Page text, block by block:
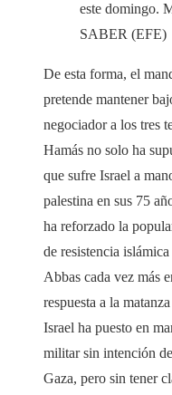
este domingo.
SABER (EFE)
De esta forma, el
pretende mantener
negociador a los tres
Hamás no solo ha
que sufre Israel a
palestina en sus 75
ha reforzado la
de resistencia
Abbas cada vez más
respuesta a la
Israel ha puesto en
militar sin intención
Gaza, pero sin tener